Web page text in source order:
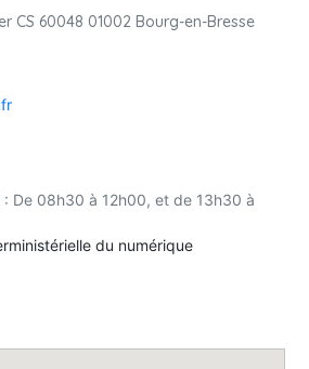
CS 60048 01002 Bourg-en-Bresse
: De 08h30 à 12h00, et de 13h30 à
du numérique